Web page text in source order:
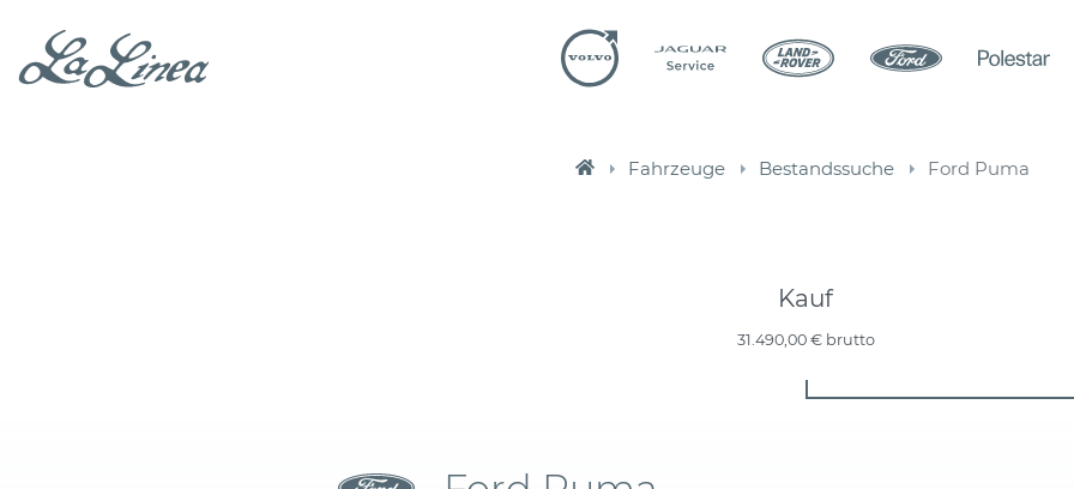
Fahrzeuge Bestandssuche Ford Puma
Kauf
31.490,00 €brutto